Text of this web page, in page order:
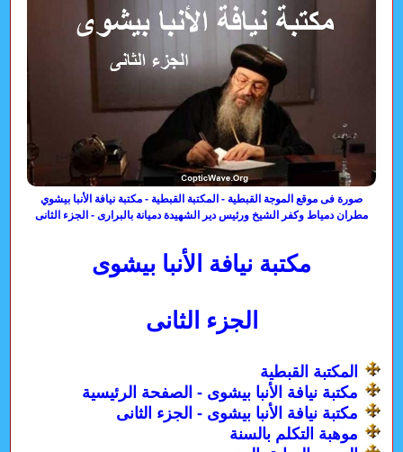
صورة فى موقع الموجة القبطية - المكتبة القبطية - مكتبة نيافة الأنبا بيشوي
مطران دمياط وكفر الشيخ ورئيس دير الشهيدة دميانة بالبرارى - الجزء الثانى
مكتبة نيافة الأنبا بيشوى
الجزء الثانى
المكتبة القبطية
مكتبة نيافة الأنبا بيشوى - الصفحة الرئيسية
مكتبة نيافة الأنبا بيشوى - الجزء الثانى
موهبة التكلم بالسنة